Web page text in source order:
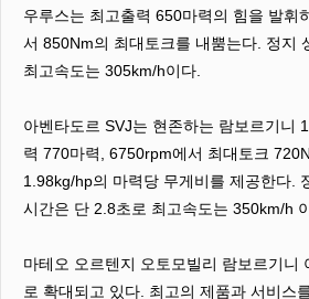
우루스는 최고출력 650마력의 힘을 발
서 850Nm의 최대토크를 내뿜는다. 정지
최고속도는 305km/h이다.
아벤타도르 SVJ는 현존하는 람보르기니
력 770마력, 6750rpm에서 최대토크
1.98kg/hp의 마력당 무게비를 제공한다.
시간은 단 2.8초로 최고속도는 350km/h
마테오 오르텐지 오토모빌리 람보르기니
로 확대되고 있다. 최고의 제품과 서비스